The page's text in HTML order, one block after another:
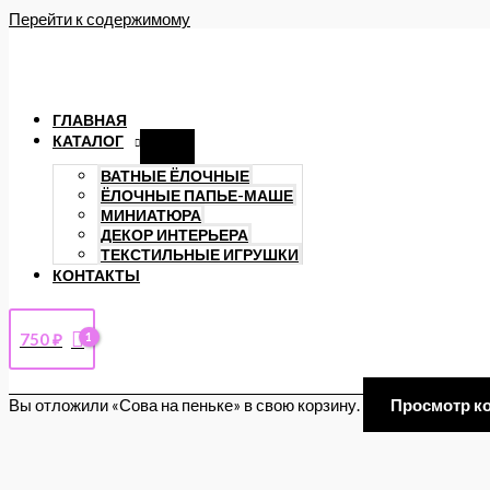
Перейти к содержимому
ГЛАВНАЯ
КАТАЛОГ
ВАТНЫЕ ЁЛОЧНЫЕ
ЁЛОЧНЫЕ ПАПЬЕ-МАШЕ
МИНИАТЮРА
ДЕКОР ИНТЕРЬЕРА
ТЕКСТИЛЬНЫЕ ИГРУШКИ
КОНТАКТЫ
750₽
Вы отложили «Сова на пеньке» в свою корзину. Просмотр